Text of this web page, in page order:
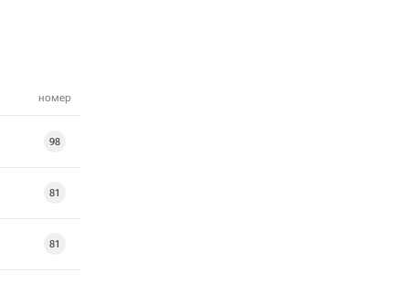
номер
98
81
81